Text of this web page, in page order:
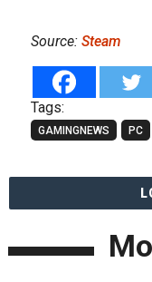
Source: Steam
Tags:
GAMINGNEWS PC